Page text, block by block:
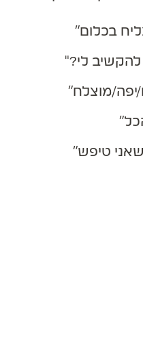
בכלום"
לי?"
מוצלח"
טיפש"